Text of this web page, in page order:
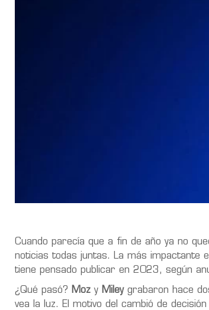
Cuando parecía que a fin de año ya no
noticias todas juntas. La más impactante
tiene pensado publicar en 2023, según
¿Qué pasó? Moz y Mileygrabaron hace
vea la luz. El motivo del cambió de